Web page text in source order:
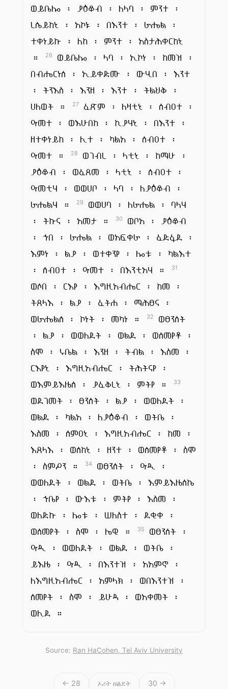
ወይቤሎ ፡ ያዕቆብ ፡ ለላባ ፡ ምንተ ፡
ረሴይከኒ ፡ አኮኑ ፡ በእንተ ፡ ራሔል ፡
ተቀነይኩ ፡ ለከ ፡ ምንተ ፡ አስታሕቀርከኒ
።
26
ወይቤሎ ፡ ላባ ፡ ኢኮነ ፡ ከመዝ ፡
በብሔርነሰ ፡ ኢይቀድሙ ፡ ውሂበ ፡ እንተ
፡ ትንእስ ፡ እንዘ ፡ እንተ ፡ ትልህቅ ፡
ሀለወት ።
27
ፈጽም ፡ ለዛቲኒ ፡ ሰብዐተ ፡
ዓመተ ፡ ወእሁበከ ፡ ኪያሃኒ ፡ በእንተ ፡
ዘተቀነይከ ፡ ሊተ ፡ ካልአ ፡ ሰብዐተ ፡
ዓመተ ።
28
ወገብረ ፡ ላቲኒ ፡ ከማሁ ፡
ያዕቆብ ፡ ወፈጸመ ፡ ላቲኒ ፡ ሰብዐተ ፡
ዓመቲሃ ፡ ወወሀቦ ፡ ላባ ፡ ለያዕቆብ ፡
ራሔልሃ ።
29
ወወሀባ ፡ ለራሔል ፡ ባላሃ
፡ ትኩና ፡ አመታ ።
30
ወቦአ ፡ ያዕቆብ
፡ ኀበ ፡ ራሔል ፡ ወአፍቀራ ፡ ፈድፋደ ፡
እምነ ፡ ልያ ፡ ወተቀንየ ፡ ሎቱ ፡ ካልእተ
፡ ሰብዐተ ፡ ዓመተ ፡ በእንቲአሃ ።
31
ወሶበ ፡ ርእየ ፡ እግዚአብሔር ፡ ከመ ፡
ትጸላእ ፡ ልያ ፡ ፈትሐ ፡ ማሕፀና ፡
ወራሔልሰ ፡ ኮነት ፡ መካነ ።
32
ወፀንሰት
፡ ልያ ፡ ወወለደት ፡ ወልደ ፡ ወሰመየቶ ፡
ስሞ ፡ ሩቤል ፡ እንዘ ፡ ትብል ፡ እስመ ፡
ርእየኒ ፡ እግዚአብሔር ፡ ትሕትናየ ፡
ወእምይእዜሰ ፡ ያፈቅረኒ ፡ ምትየ ።
33
ወደገመት ፡ ፀንሰት ፡ ልያ ፡ ወወለደት ፡
ወልደ ፡ ካልአ ፡ ለያዕቆብ ፡ ወትቤ ፡
እስመ ፡ ሰምዐኒ ፡ እግዚአብሔር ፡ ከመ ፡
እጸላእ ፡ ወሰከኒ ፡ ዘንተ ፡ ወሰመየቶ ፡ ስሞ
፡ ስምዖን ።
34
ወፀንሰት ፡ ዓዲ ፡
ወወለደት ፡ ወልደ ፡ ወትቤ ፡ እምይእዜሰኬ
፡ ኀቤየ ፡ ውእቱ ፡ ምትየ ፡ እስመ ፡
ወለድኩ ፡ ሎቱ ፡ ሠለስተ ፡ ደቂቀ ፡
ወሰመየት ፡ ስሞ ፡ ሌዊ ።
35
ወፀንሰት ፡
ዓዲ ፡ ወወለደት ፡ ወልደ ፡ ወትቤ ፡
ይእዜ ፡ ዓዲ ፡ በእንተዝ ፡ አአምኖ ፡
ለእግዚአብሔር ፡ አምላክ ፡ ወበእንተዝ ፡
ሰመየት ፡ ስሞ ፡ ይሁዳ ፡ ወአቀመት ፡
ወሊደ ።
Source: Ran HaCohen, Tel Aviv University
← 28 ኦሪት ዘልደት 30 →